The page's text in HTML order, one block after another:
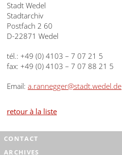
Stadt Wedel
Stadtarchiv
Postfach 2 60
D-22871 Wedel
tél.: +49 (0) 4103 – 7 07 21 5
fax: +49 (0) 4103 – 7 07 88 21 5
Email: a.rannegger@stadt.wedel.de
retour à la liste
CONTACT
ARCHIVES